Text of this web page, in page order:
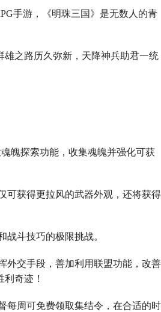
手游，《明珠三国》是无数人的青
雄之路历久弥新，天降神兵助君一统
魄探索功能，收集魂魄并强化可获
可获得更拉风的武器外观，还将获得
战斗技巧的极限挑战。
外交手段，善加利用联盟功能，改善
奇迹！
每周可免费领取集结令，在合适的时